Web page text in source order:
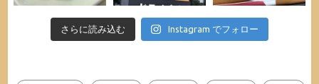
さらに読み込む Instagram でフォロー